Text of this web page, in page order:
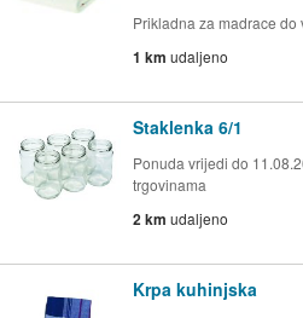
Prikladna za madrace
1 km udaljeno
Staklenka 6/1
Ponuda vrijedi do
trgovinama
2 km udaljeno
Krpa kuhinjska